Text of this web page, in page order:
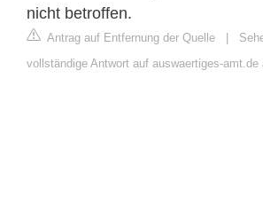
nicht betroffen.
Antrag auf Entfernung der Quelle
vollständige Antwort auf auswaertiges-amt.de